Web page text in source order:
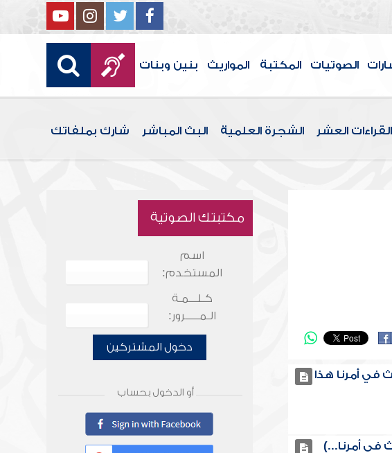
الصوتيات المكتبة المواريث بنين وبنات
القراءات العشر الشجرة العلمية البث المباشر شارك بملفاتك
أمرنا هذا
في أمرنا...)
مكتبتك الصوتية
اسم
المستخدم:
كـلـــمـة
الـمـــــرور:
دخول المشتركين
أو الدخول بحساب